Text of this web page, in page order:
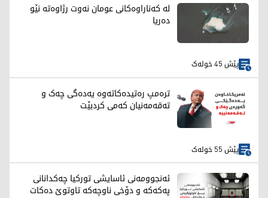
لە کەناراوەکانی عومان نەوت رژاوەته‌ نێو
ده‌ریا
پێش 45 خولەک
ترەمپ رەتیدەکاتەوە یەدەگی چەک و
تەقەمەنیان کەمی کردبێت
پێش 55 خولەک
ئەنجوومەنی ئاسایشی تورکیا چەکدانانی
پەکەکە و دۆخی ناوچەکە تاوتوێ دەکات